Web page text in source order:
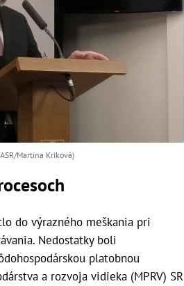
Martina Kriková)
do výrazného meškania pri
Nedostatky boli
platobnou
a rozvoja vidieka (MPRV) SR